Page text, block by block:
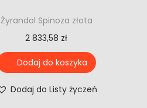
Żyrandol Spinoza złota
2 833,58 zł
Dodaj do koszyka
Dodaj do Listy życzeń